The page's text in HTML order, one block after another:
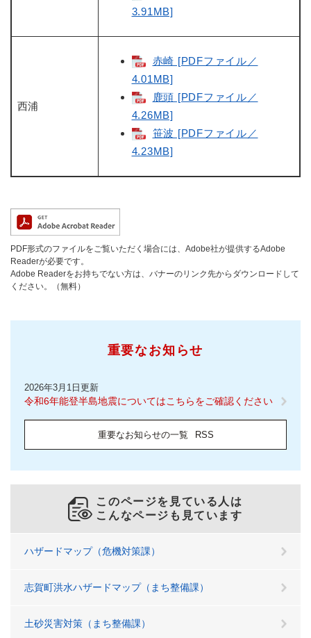
3.91MB]
西浦
赤崎 [PDFファイル／
4.01MB]
鹿頭 [PDFファイル／
4.26MB]
笹波 [PDFファイル／
4.23MB]
PDF形式のファイルをご覧いただく場合には、Adobe社が提供するAdobe
Readerが必要です。
Adobe Readerをお持ちでない方は、バナーのリンク先からダウンロードして
ください。（無料）
重要なお知らせ
2026年3月1日更新
令和6年能登半島地震についてはこちらをご確認ください
重要なお知らせの一覧 RSS
このページを見ている人は
こんなページも見ています
ハザードマップ（危機対策課）
志賀町洪水ハザードマップ（まち整備課）
土砂災害対策（まち整備課）